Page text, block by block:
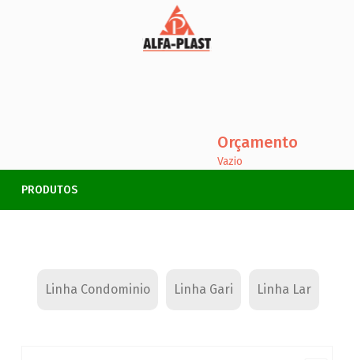
Orçamento
Vazio
PRODUTOS
Linha Condominio Linha Gari Linha Lar